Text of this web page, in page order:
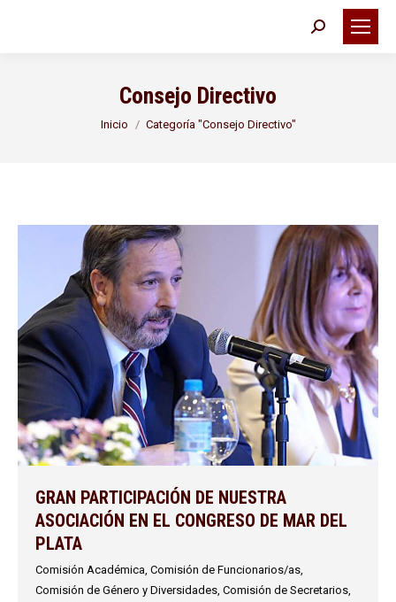
Buscar:
Consejo Directivo
Estás aquí:
Inicio Categoría "Consejo Directivo"
GRAN PARTICIPACIÓN DE NUESTRA
ASOCIACIÓN EN EL CONGRESO DE MAR DEL
PLATA
Comisión Académica Comisión de Funcionarios/as
Comisión de Género y Diversidades Comisión de Secretarios